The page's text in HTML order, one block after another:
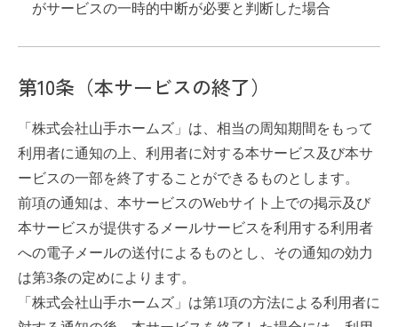
がサービスの一時的中断が必要と判断した場合
第10条（本サービスの終了）
「株式会社山手ホームズ」は、相当の周知期間をもって
利用者に通知の上、利用者に対する本サービス及び本サ
ービスの一部を終了することができるものとします。
前項の通知は、本サービスのWebサイト上での掲示及び
本サービスが提供するメールサービスを利用する利用者
への電子メールの送付によるものとし、その通知の効力
は第3条の定めによります。
「株式会社山手ホームズ」は第1項の方法による利用者に